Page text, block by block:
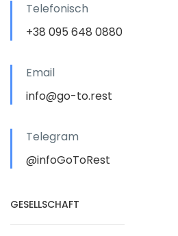
Telefonisch
+38 095 648 0880
Email
info@go-to.rest
Telegram
@infoGoToRest
GESELLSCHAFT